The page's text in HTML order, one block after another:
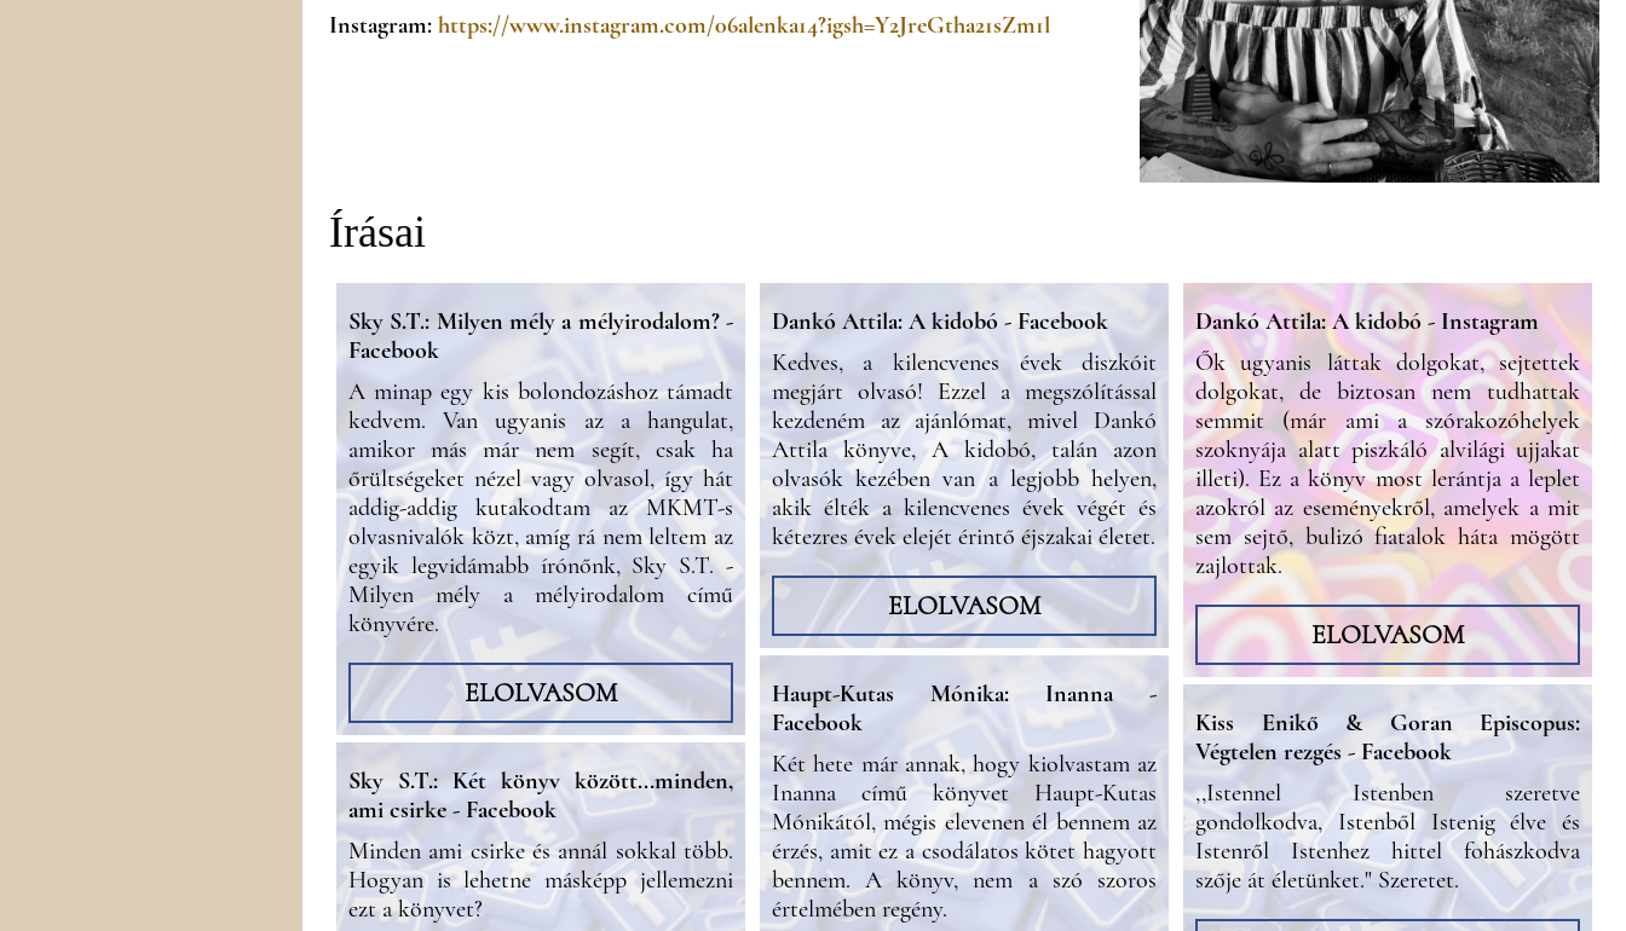
Instagram: https://www.instagram.com/06alenka14?igsh=Y2JreGtha21sZm1l
Írásai
Sky S.T.: Milyen mély a mélyirodalom? -
Facebook
A minap egy kis bolondozáshoz támadt
kedvem. Van ugyanis az a hangulat,
amikor más már nem segít, csak ha
őrültségeket nézel vagy olvasol, így hát
addig-addig kutakodtam az MKMT-s
olvasnivalók közt, amíg rá nem leltem az
egyik legvidámabb írónőnk, Sky S.T. -
Milyen mély a mélyirodalom című
könyvére.
ELOLVASOM
Sky S.T.: Két könyv között...minden,
ami csirke - Facebook
Minden ami csirke és annál sokkal több.
Hogyan is lehetne másképp jellemezni
ezt a könyvet?
Dankó Attila: A kidobó - Facebook
Kedves, a kilencvenes évek diszkóit
megjárt olvasó! Ezzel a megszólítással
kezdeném az ajánlómat, mivel Dankó
Attila könyve, A kidobó, talán azon
olvasók kezében van a legjobb helyen,
akik élték a kilencvenes évek végét és
kétezres évek elejét érintő éjszakai életet.
ELOLVASOM
Haupt-Kutas Mónika: Inanna -
Facebook
Két hete már annak, hogy kiolvastam az
Inanna című könyvet Haupt-Kutas
Mónikától, mégis elevenen él bennem az
érzés, amit ez a csodálatos kötet hagyott
bennem. A könyv, nem a szó szoros
értelmében regény.
Dankó Attila: A kidobó - Instagram
Ők ugyanis láttak dolgokat, sejtettek
dolgokat, de biztosan nem tudhattak
semmit (már ami a szórakozóhelyek
szoknyája alatt piszkáló alvilági ujjakat
illeti). Ez a könyv most lerántja a leplet
azokról az eseményekről, amelyek a mit
sem sejtő, bulizó fiatalok háta mögött
zajlottak.
ELOLVASOM
Kiss Enikő & Goran Episcopus:
Végtelen rezgés - Facebook
,,Istennel Istenben szeretve
gondolkodva, Istenből Istenig élve és
Istenről Istenhez hittel fohászkodva
szője át életünket." Szeretet.